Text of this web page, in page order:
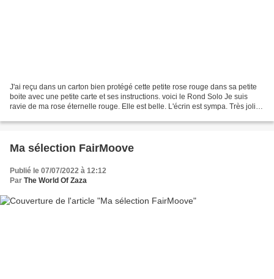
J'ai reçu dans un carton bien protégé cette petite rose rouge dans sa petite
boite avec une petite carte et ses instructions. voici le Rond Solo Je suis
ravie de ma rose éternelle rouge. Elle est belle. L'écrin est sympa. Très jolie
Ma sélection FairMoove
Publié le 07/07/2022 à 12:12
Par The World Of Zaza